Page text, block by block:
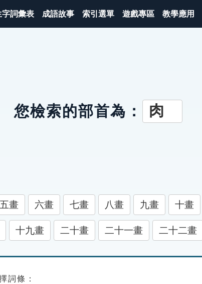
字詞彙表 成語故事 索引選單 遊戲專區 教學應用
您檢索的部首為： 肉
五畫 六畫 七畫 八畫 九畫 十畫
十九畫 二十畫 二十一畫 二十二畫
詞條：